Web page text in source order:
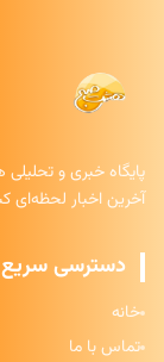
پایگاه خبری و
آخرین اخبار لحظه‌ای
دسترسی سریع
خانه
تماس با ما